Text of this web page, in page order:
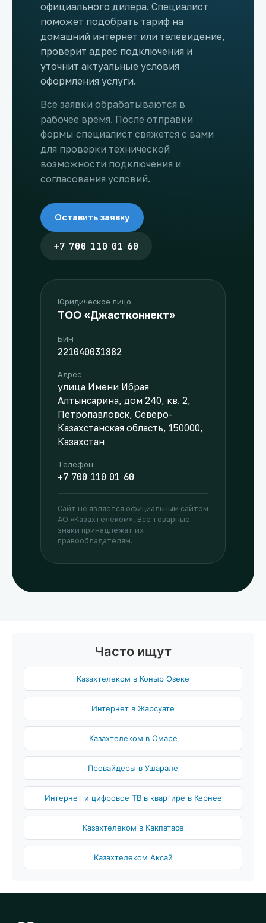
официального дилера. Специалист
поможет подобрать тариф на
домашний интернет или телевидение,
проверит адрес подключения и
уточнит актуальные условия
оформления услуги.
Все заявки обрабатываются в
рабочее время. После отправки
формы специалист свяжется с вами
для проверки технической
возможности подключения и
согласования условий.
Оставить заявку
+7 700 110 01 60
Юридическое лицо
ТОО «Джастконнект»
БИН
221040031882
Адрес
улица Имени Ибрая
Алтынсарина, дом 240, кв. 2,
Петропавловск, Северо-
Казахстанская область, 150000,
Казахстан
Телефон
+7 700 110 01 60
Сайт не является официальным сайтом
АО «Казахтелеком». Все товарные
знаки принадлежат их
правообладателям.
Часто ищут
Казахтелеком в Коныр Озеке
Интернет в Жарсуате
Казахтелеком в Омаре
Провайдеры в Ушарале
Интернет и цифровое ТВ в квартире в Кернее
Казахтелеком в Какпатасе
Казахтелеком Аксай